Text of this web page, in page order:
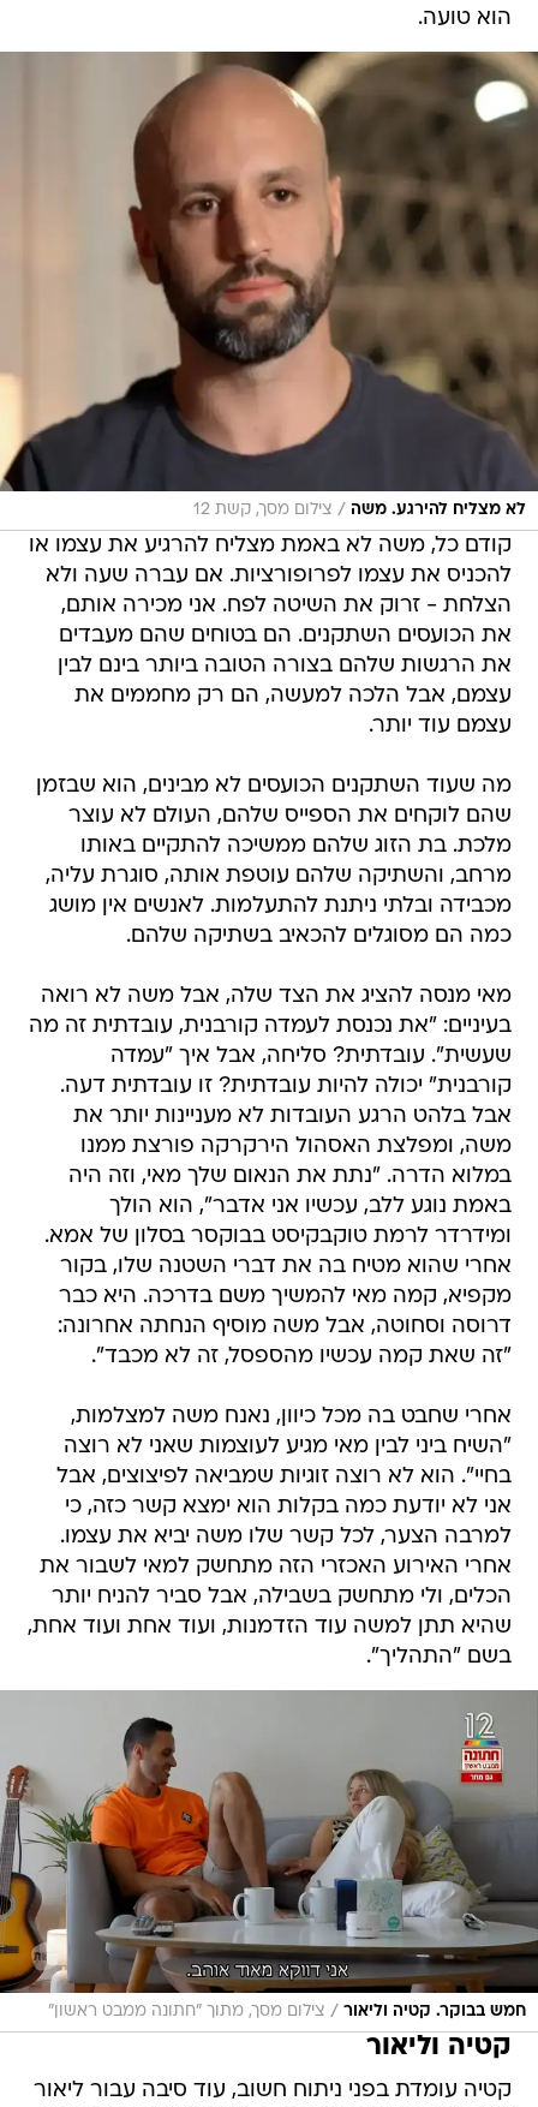
הוא טועה.
לא מצליח להירגע. משה / צילום מסך, קשת 12
קודם כל, משה לא באמת מצליח להרגיע את עצמו או
להכניס את עצמו לפרופורציות. אם עברה שעה ולא
הצלחת - זרוק את השיטה לפח. אני מכירה אותם,
את הכועסים השתקנים. הם בטוחים שהם מעבדים
את הרגשות שלהם בצורה הטובה ביותר בינם לבין
עצמם, אבל הלכה למעשה, הם רק מחממים את
עצמם עוד יותר.
מה שעוד השתקנים הכועסים לא מבינים, הוא שבזמן
שהם לוקחים את הספייס שלהם, העולם לא עוצר
מלכת. בת הזוג שלהם ממשיכה להתקיים באותו
מרחב, והשתיקה שלהם עוטפת אותה, סוגרת עליה,
מכבידה ובלתי ניתנת להתעלמות. לאנשים אין מושג
כמה הם מסוגלים להכאיב בשתיקה שלהם.
מאי מנסה להציג את הצד שלה, אבל משה לא רואה
בעיניים: "את נכנסת לעמדה קורבנית, עובדתית זה מה
שעשית". עובדתית? סליחה, אבל איך "עמדה
קורבנית" יכולה להיות עובדתית? זו עובדתית דעה.
אבל בלהט הרגע העובדות לא מעניינות יותר את
משה, ומפלצת האסהול הירקרקה פורצת ממנו
במלוא הדרה. "נתת את הנאום שלך מאי, וזה היה
באמת נוגע ללב, עכשיו אני אדבר", הוא הולך
ומידרדר לרמת טוקבקיסט בבוקסר בסלון של אמא.
אחרי שהוא מטיח בה את דברי השטנה שלו, בקור
מקפיא, קמה מאי להמשיך משם בדרכה. היא כבר
דרוסה וסחוטה, אבל משה מוסיף הנחתה אחרונה:
"זה שאת קמה עכשיו מהספסל, זה לא מכבד".
אחרי שחבט בה מכל כיוון, נאנח משה למצלמות,
"השיח ביני לבין מאי מגיע לעוצמות שאני לא רוצה
בחיי". הוא לא רוצה זוגיות שמביאה לפיצוצים, אבל
אני לא יודעת כמה בקלות הוא ימצא קשר כזה, כי
למרבה הצער, לכל קשר שלו משה יביא את עצמו.
אחרי האירוע האכזרי הזה מתחשק למאי לשבור את
הכלים, ולי מתחשק בשבילה, אבל סביר להניח יותר
שהיא תתן למשה עוד הזדמנות, ועוד אחת ועוד אחת,
בשם "התהליך".
חמש בבוקר. קטיה וליאור / צילום מסך, מתוך "חתונה ממבט ראשון"
קטיה וליאור
קטיה עומדת בפני ניתוח חשוב, עוד סיבה עבור ליאור